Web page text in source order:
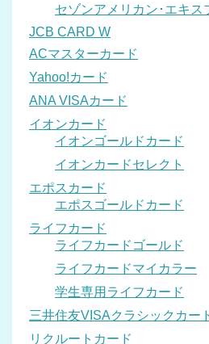
セゾンアメリカン･エキス
JCB CARD W
ACマスターカード
Yahoo!カード
ANA VISAカード
イオンカード
イオンゴールドカード
イオンカードセレクト
エポスカード
エポスゴールドカード
ライフカード
ライフカードゴールド
ライフカードマイカラー
学生専用ライフカード
三井住友VISAクラシックカー
リクルートカード